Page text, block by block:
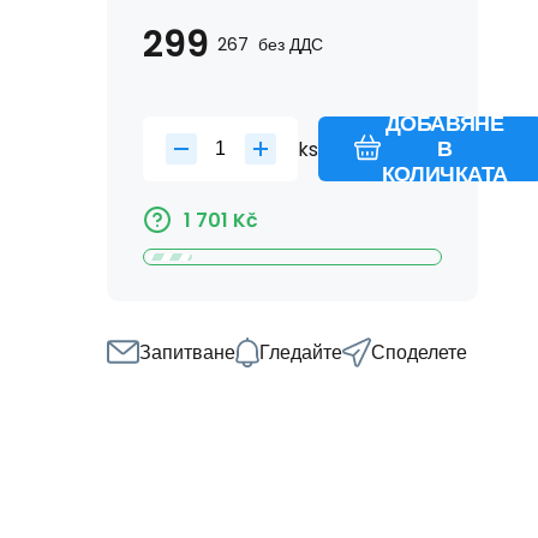
299 267 без ДДС
ks
ДОБАВЯНЕ
В
КОЛИЧКАТА
1 701 Kč
Запитване Гледайте Споделете